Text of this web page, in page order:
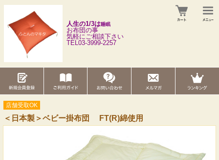
人生の1/3は睡眠
お布団の事
気軽にご相談下さい
TEL03-3999-2257
店舗受取OK
＜日本製＞ベビー掛布団 FT(R)綿使用